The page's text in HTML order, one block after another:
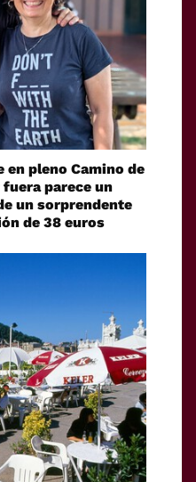
en pleno Camino de
parece un
un sorprendente
de 38 euros